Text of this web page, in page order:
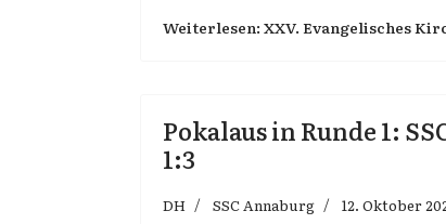
Weiterlesen: XXV. Evangelisches
Pokalaus in Runde 1:
1:3
DH SSC Annaburg 12. Oktober